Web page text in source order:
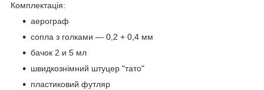
Комплектація:
аерограф
сопла з голками — 0,2 + 0,4 мм
бачок 2 и 5 мл
швидкознімний штуцер "тато"
пластиковий футляр